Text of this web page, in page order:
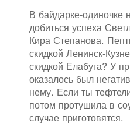
В байдарке-одиночке
добиться успеха
Кира Степанова.
скидкой Ленинск-
скидкой Елабуга? У
оказалось был
нему. Если ты
потом протушила в
случае приготовятся.